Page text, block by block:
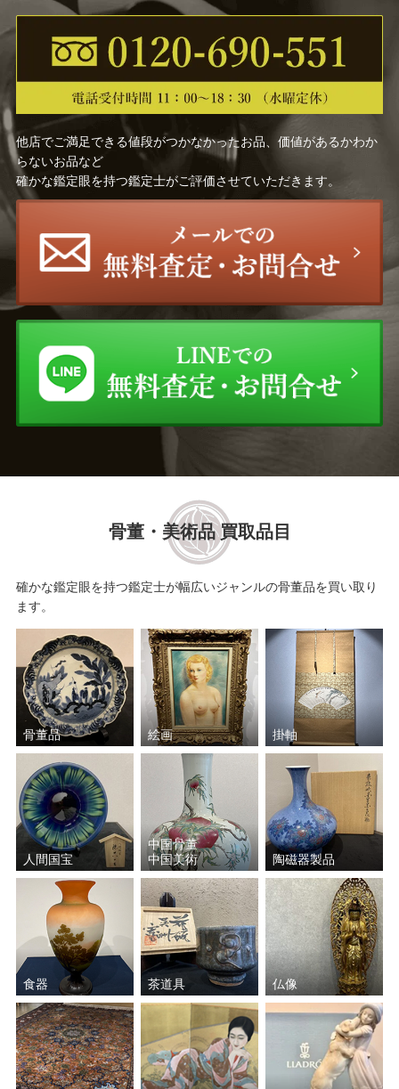
山口 華楊 山口 素絢
尾形 乾山 小川 芋銭
大橋 翠石
松林 桂月 中路 融人
森 寛斎 千住 博
高畠 華宵 上村 松篁
上田 臥牛 小倉 遊亀
村居 正之
横山 操
小林 古径 幸野 楳嶺
竹久 夢二 下村 観山
川端 龍子 小杉 放庵
畠中 光享
歌川 広重 葛飾 北斎
歌川 国芳 杉山 寧
河鍋 暁斎 橋本 明治
棟方 志功 石川 晴彦
上村 松園 山口 蓬春
中川 一政 加山 又造
他店でご満足できる値段がつかなかったお品、価値があるかわか
らないお品など
確かな鑑定眼を持つ鑑定士がご評価させていただきます。
骨董・美術品 買取品目
確かな鑑定眼を持つ鑑定士が幅広いジャンルの骨董品を買い取り
ます。
骨董品 絵画 掛軸
人間国宝
中国骨董
中国美術
陶磁器製品
食器 茶道具 仏像